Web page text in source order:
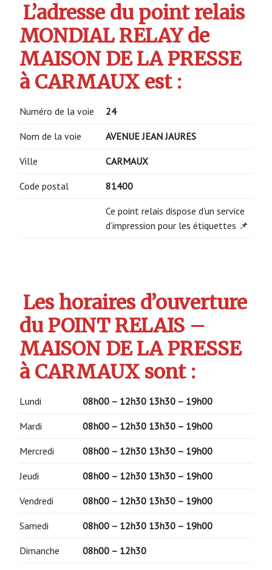
L’adresse du point relais
MONDIAL RELAY de
MAISON DE LA PRESSE
à CARMAUX est :
Numéro de la voie 24
Nom de la voie AVENUE JEAN JAURES
Ville CARMAUX
Code postal 81400
Ce point relais dispose d’un service
d’impression pour les étiquettes 📌
Les horaires d’ouverture
du POINT RELAIS –
MAISON DE LA PRESSE
à CARMAUX sont :
Lundi 08h00 – 12h30 13h30 – 19h00
Mardi 08h00 – 12h30 13h30 – 19h00
Mercredi 08h00 – 12h30 13h30 – 19h00
Jeudi 08h00 – 12h30 13h30 – 19h00
Vendredi 08h00 – 12h30 13h30 – 19h00
Samedi 08h00 – 12h30 13h30 – 19h00
Dimanche 08h00 – 12h30